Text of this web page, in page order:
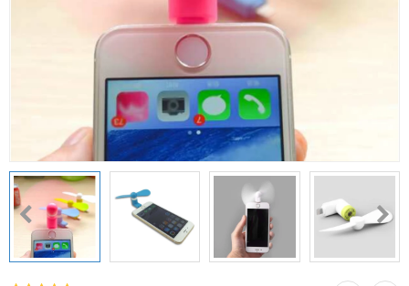
Sản phẩm khác
So sánh Yêu thích (0)
Hotline: 0816 505 655
Tải App SanHangRe nhận Quà